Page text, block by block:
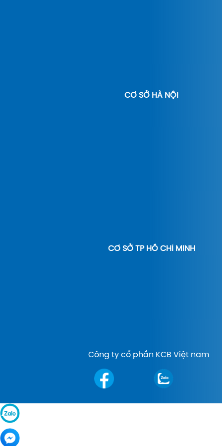
CƠ SỞ HÀ NỘI
CƠ SỞ TP HỒ CHÍ MINH
Công ty cổ phần KCB Việt nam